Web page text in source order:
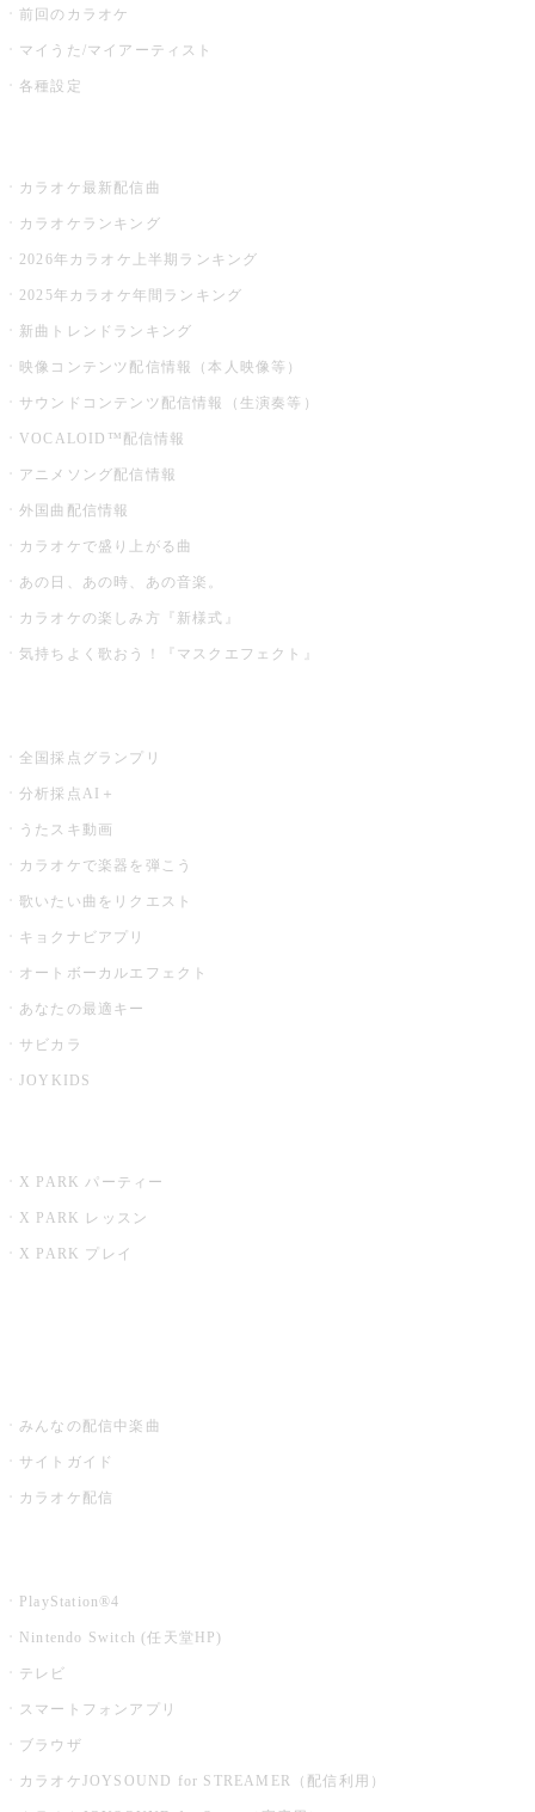
前回のカラオケ
マイうた/マイアーティスト
各種設定
カラオケ最新配信曲
カラオケランキング
2026年カラオケ上半期ランキング
2025年カラオケ年間ランキング
新曲トレンドランキング
映像コンテンツ配信情報（本人映像等）
サウンドコンテンツ配信情報（生演奏等）
VOCALOID™配信情報
アニメソング配信情報
外国曲配信情報
カラオケで盛り上がる曲
あの日、あの時、あの音楽。
カラオケの楽しみ方『新様式』
気持ちよく歌おう！『マスクエフェクト』
全国採点グランプリ
分析採点AI＋
うたスキ動画
カラオケで楽器を弾こう
歌いたい曲をリクエスト
キョクナビアプリ
オートボーカルエフェクト
あなたの最適キー
サビカラ
JOYKIDS
X PARK パーティー
X PARK レッスン
X PARK プレイ
みんなの配信中楽曲
サイトガイド
カラオケ配信
PlayStation®4
Nintendo Switch (任天堂HP)
テレビ
スマートフォンアプリ
ブラウザ
カラオケJOYSOUND for STREAMER（配信利用）